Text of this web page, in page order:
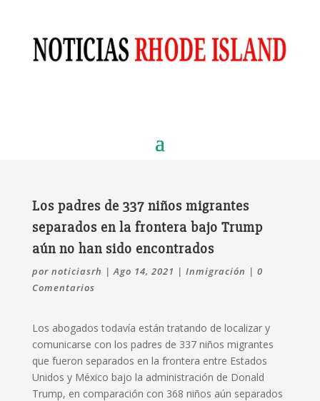
Los padres de 337 niños migrantes
separados en la frontera bajo Trump
aún no han sido encontrados
por noticiasrh |Ago 14, 2021 | Inmigración | 0
Comentarios
Los abogados todavía están tratando de localizar y
comunicarse con los padres de 337 niños migrantes
que fueron separados en la frontera entre Estados
Unidos y México bajo la administración de Donald
Trump, en comparación con 368 niños aún separados